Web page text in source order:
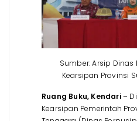
Sumber: Arsip
Kearsipan Provinsi
Ruang Buku, Kendari–
Kearsipan Pemerintah